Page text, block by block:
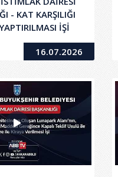
- KAT KARŞILIĞI
İŞİ
16.07.2026